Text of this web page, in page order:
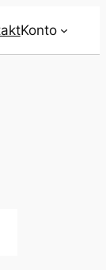
Konto